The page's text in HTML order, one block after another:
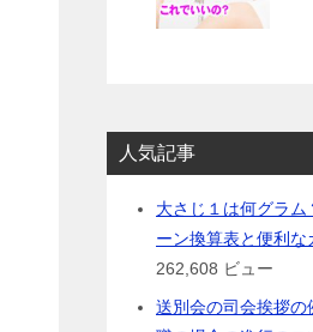
人気記事
大さじ１は何グラ
ーン換算表と便利な
262,608 ビュー
送別会の司会挨拶